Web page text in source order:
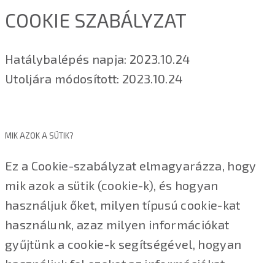
COOKIE SZABÁLYZAT
Hatálybalépés napja: 2023.10.24
Utoljára módosított: 2023.10.24
MIK AZOK A SÜTIK?
Ez a Cookie-szabályzat elmagyarázza, hogy
mik azok a sütik (cookie-k), és hogyan
használjuk őket, milyen típusú cookie-kat
használunk, azaz milyen információkat
gyűjtünk a cookie-k segítségével, hogyan